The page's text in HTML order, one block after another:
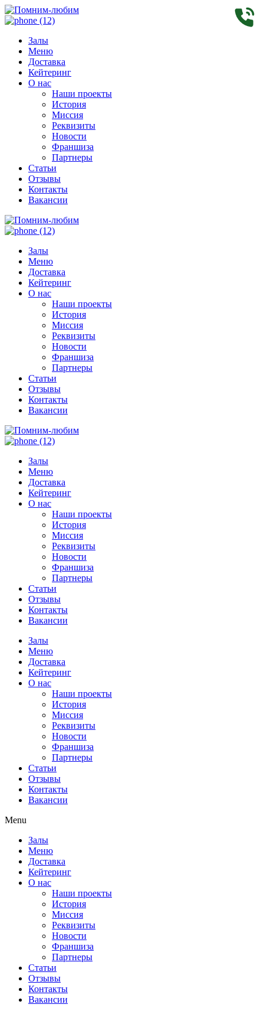
Залы
Меню
Доставка
Кейтеринг
О нас
Наши проекты
История
Миссия
Реквизиты
Новости
Франшиза
Партнеры
Статьи
Отзывы
Контакты
Вакансии
Залы
Меню
Доставка
Кейтеринг
О нас
Наши проекты
История
Миссия
Реквизиты
Новости
Франшиза
Партнеры
Статьи
Отзывы
Контакты
Вакансии
Залы
Меню
Доставка
Кейтеринг
О нас
Наши проекты
История
Миссия
Реквизиты
Новости
Франшиза
Партнеры
Статьи
Отзывы
Контакты
Вакансии
Залы
Меню
Доставка
Кейтеринг
О нас
Наши проекты
История
Миссия
Реквизиты
Новости
Франшиза
Партнеры
Статьи
Отзывы
Контакты
Вакансии
Menu
Залы
Меню
Доставка
Кейтеринг
О нас
Наши проекты
История
Миссия
Реквизиты
Новости
Франшиза
Партнеры
Статьи
Отзывы
Контакты
Вакансии